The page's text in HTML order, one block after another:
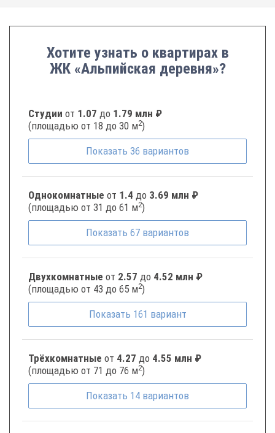
Хотите узнать о квартирах в
ЖК «Альпийская деревня»?
Студии от 1.07 до 1.79 млн ₽
(площадью от 18 до 30 м2)
Показать 36 вариантов
Однокомнатные от 1.4 до 3.69 млн ₽
(площадью от 31 до 61 м2)
Показать 67 вариантов
Двухкомнатные от 2.57 до 4.52 млн ₽
(площадью от 43 до 65 м2)
Показать 161 вариант
Трёхкомнатные от 4.27 до 4.55 млн ₽
(площадью от 71 до 76 м2)
Показать 14 вариантов